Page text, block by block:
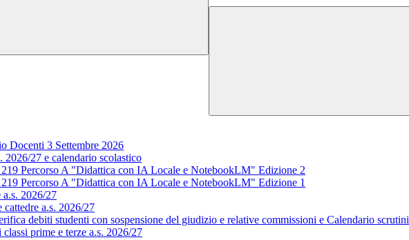
Docenti 3 Settembre 2026
27 e calendario scolastico
Percorso A "Didattica con IA Locale e NotebookLM" Edizione 2
Percorso A "Didattica con IA Locale e NotebookLM" Edizione 1
a.s. 2026/27
cattedre a.s. 2026/27
debiti studenti con sospensione del giudizio e relative commissioni e Calendario scrutini
prime e terze a.s. 2026/27